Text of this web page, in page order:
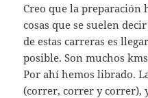
Creo que la preparación
cosas que se suelen
de estas carreras es
posible. Son muchos
Por ahí hemos librado.
(correr, correr y correr),